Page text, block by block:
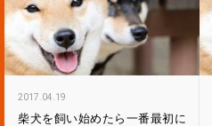
2017.04.19
柴犬を飼い始めたら一番最初に